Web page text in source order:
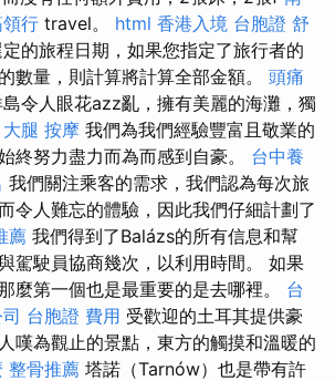
行 travel。 html 香港入境 台胞證 舒
的旅程日期，如果您指定了旅行者的
數量，則計算將計算全部金額。 頭痛
令人眼花azz亂，擁有美麗的海灘，獨
大腿 按摩 我們為我們經驗豐富且敬業的
終努力盡力而為而感到自豪。 台中養
我們關注乘客的需求，我們認為每次旅
令人難忘的體驗，因此我們仔細計劃了
薦 我們得到了Balázs的所有信息和幫
駕駛員協商幾次，以利用時間。 如果
麼第一個也是最重要的是去哪裡。 台
台胞證 費用 受歡迎的土耳其提供豪
嘆為觀止的景點，東方的觸摸和溫暖的
整骨推薦 塔諾（Tarnów）也是帶有許